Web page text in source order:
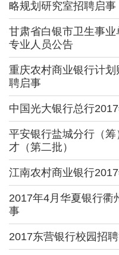
略规划研究室招聘启事
甘肃省白银市卫生事
专业人员公告
重庆农村商业银行计
聘启事
中国光大银行总行
平安银行盐城分行（
才（第二批）
江南农村商业银行
2017年4月华夏银行衢
事
2017东营银行校园招